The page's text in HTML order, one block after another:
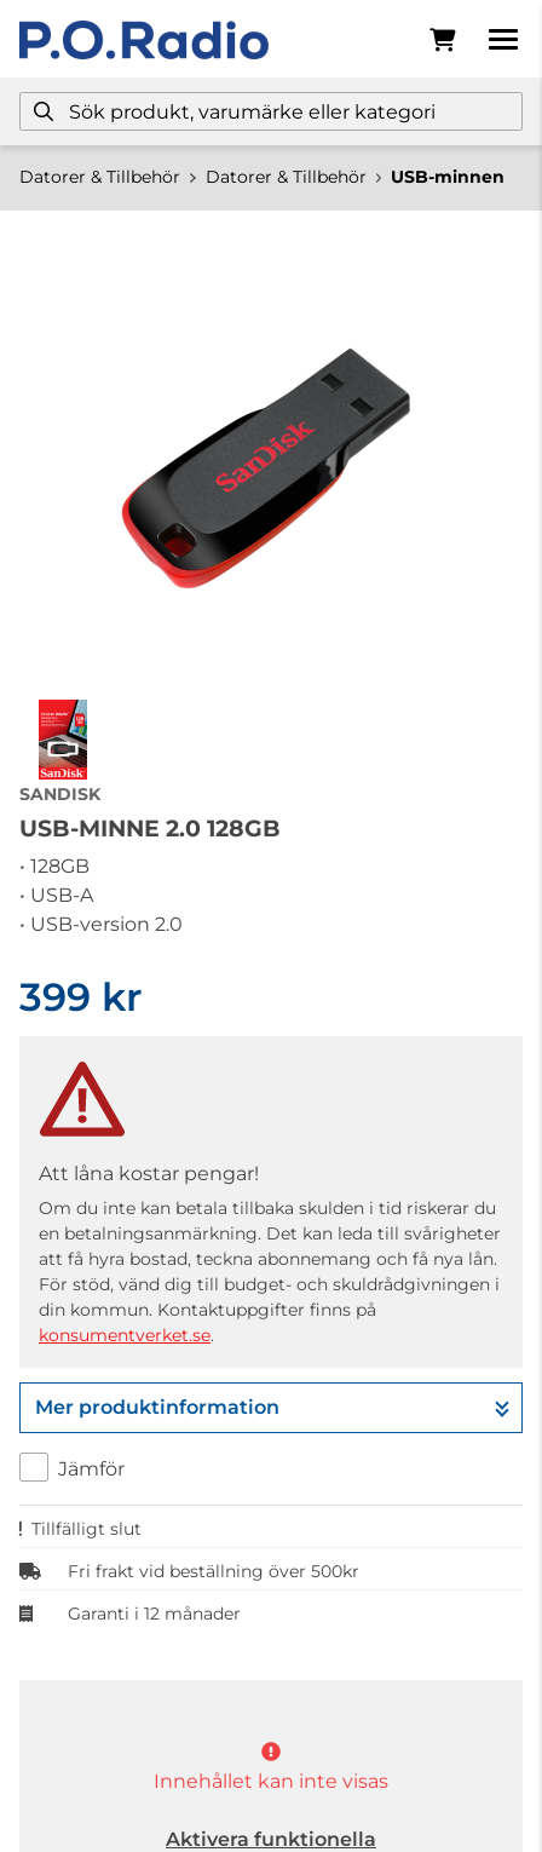
Datorer & Tillbehör Datorer & Tillbehör USB-minnen
SANDISK
USB-MINNE 2.0 128GB
• 128GB
• USB-A
• USB-version 2.0
399 kr
Att låna kostar pengar!
Om du inte kan betala tillbaka skulden i tid riskerar du
en betalningsanmärkning. Det kan leda till svårigheter
att få hyra bostad, teckna abonnemang och få nya lån.
För stöd, vänd dig till budget- och skuldrådgivningen i
din kommun. Kontaktuppgifter finns på
konsumentverket.se.
Mer produktinformation
Jämför
Tillfälligt slut
Fri frakt vid beställning över 500kr
Garanti i 12 månader
Innehållet kan inte visas
Aktivera funktionella